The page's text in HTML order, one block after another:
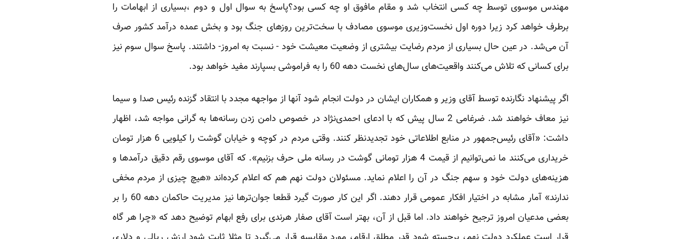
مهندس موسوی توسط چه کسی انتخاب شد و مقام مافوق او چه کسی بود؟پاسخ به سوال اول و دوم ،بسیاری از ابهامات را
برطرف خواهد کرد زیرا دوره اول نخست‌وزیری موسوی مصادف با سخت‌ترین روزهای جنگ بود و بخش عمده درآمد کشور صرف
آن می‌شد. در عین حال بسیاری از مردم رضایت بیشتری از وضعیت معیشت خود - نسبت به امروز- داشتند. پاسخ سوال سوم نیز
برای کسانی که تلاش می‌کنند واقعیت‌های سال‌های نخست دهه 60 را به فراموشی بسپارند مفید خواهد بود.
اگر پیشنهاد نگارنده توسط آقای وزیر و همکاران ایشان در دولت انجام شود آنها از مواجهه مجدد با انتقاد گزنده رئیس صدا و سیما
نیز معاف خواهند شد. ضرغامی 2 سال پیش که با ادعای احمدی‌نژاد در خصوص دامن زدن رسانه‌ها به گرانی مواجه شد، اظهار
داشت: «آقای رئیس‌جمهور در منابع اطلاعاتی خود تجدیدنظر کنند. وقتی مردم در کوچه و خیابان گوشت را کیلویی 6 هزار تومان
خریداری می‌کنند ما نمی‌توانیم از قیمت 4 هزار تومانی گوشت در رسانه ملی حرف بزنیم‌». که آقای موسوی رقم دقیق درآمدها و
هزینه‌های دولت خود و سهم جنگ در آن را اعلام نماید. مسئولان دولت نهم هم که اعلام کرده‌اند «هیچ چیزی از مردم مخفی
ندارند» آمار مشابه در اختیار افکار عمومی قرار دهند. اگر این کار صورت گیرد قطعا جوان‌ترها نیز مدیریت حاکمان دهه 60 را بر
بعضی مدعیان امروز ترجیح خواهند داد. اما قبل از آن، بهتر است آقای صفار هرندی برای رفع ابهام توضیح دهد که «چرا هر گاه